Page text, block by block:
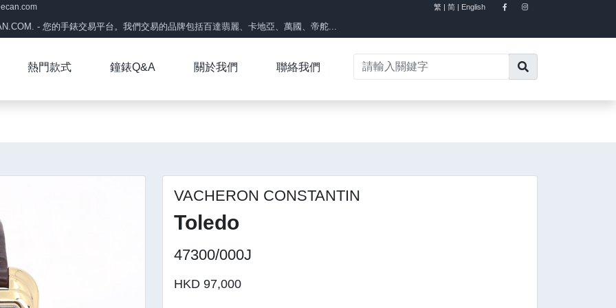
繁 | 简 | English
- 您的手錶交易平台。我們交易的品牌包括百達翡麗、卡地亞、萬國、帝舵...
熱門款式 鐘錶Q&A 關於我們 聯絡我們
VACHERON CONSTANTIN
Toledo
47300/000J
HKD 97,000